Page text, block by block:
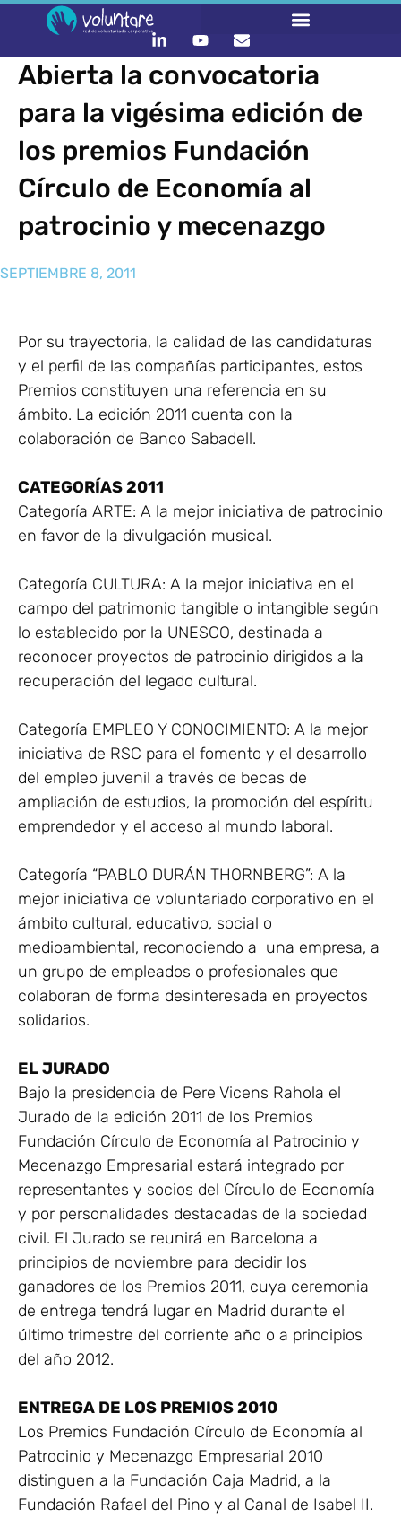
Abierta la convocatoria
para la vigésima edición de
los premios Fundación
Círculo de Economía al
patrocinio y mecenazgo
SEPTIEMBRE 8, 2011
Por su trayectoria, la calidad de las candidaturas
y el perfil de las compañías participantes, estos
Premios constituyen una referencia en su
ámbito. La edición 2011 cuenta con la
colaboración de Banco Sabadell.
CATEGORÍAS 2011
Categoría ARTE: A la mejor iniciativa de patrocinio
en favor de la divulgación musical.
Categoría CULTURA: A la mejor iniciativa en el
campo del patrimonio tangible o intangible según
lo establecido por la UNESCO, destinada a
reconocer proyectos de patrocinio dirigidos a la
recuperación del legado cultural.
Categoría EMPLEO Y CONOCIMIENTO: A la mejor
iniciativa de RSC para el fomento y el desarrollo
del empleo juvenil a través de becas de
ampliación de estudios, la promoción del espíritu
emprendedor y el acceso al mundo laboral.
Categoría “PABLO DURÁN THORNBERG”: A la
mejor iniciativa de voluntariado corporativo en el
ámbito cultural, educativo, social o
medioambiental, reconociendo a una empresa, a
un grupo de empleados o profesionales que
colaboran de forma desinteresada en proyectos
solidarios.
EL JURADO
Bajo la presidencia de Pere Vicens Rahola el
Jurado de la edición 2011 de los Premios
Fundación Círculo de Economía al Patrocinio y
Mecenazgo Empresarial estará integrado por
representantes y socios del Círculo de Economía
y por personalidades destacadas de la sociedad
civil. El Jurado se reunirá en Barcelona a
principios de noviembre para decidir los
ganadores de los Premios 2011, cuya ceremonia
de entrega tendrá lugar en Madrid durante el
último trimestre del corriente año o a principios
del año 2012.
ENTREGA DE LOS PREMIOS 2010
Los Premios Fundación Círculo de Economía al
Patrocinio y Mecenazgo Empresarial 2010
distinguen a la Fundación Caja Madrid, a la
Fundación Rafael del Pino y al Canal de Isabel II.